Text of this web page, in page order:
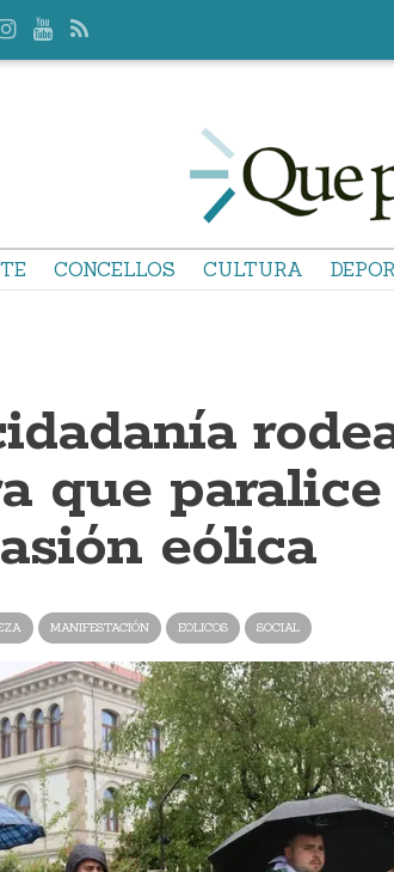
CONCELLOS CULTURA
que
eólica
MANIFESTACIÓN EOLICOS SOCIAL